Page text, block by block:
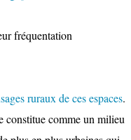
fréquentation
ruraux de ces espaces.
constitue comme un milieu